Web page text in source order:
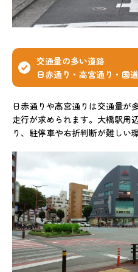
交通量の多い道路
日赤通り・高宮通り・国
日赤通りや高宮通りは交通量が
走行が求められます。大橋駅周
り、駐停車や右折判断が難しい